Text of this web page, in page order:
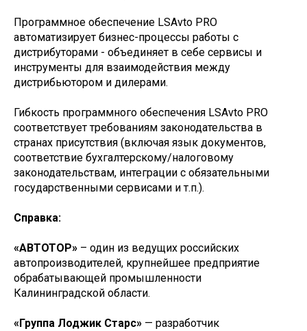
Программное обеспечение LSAvto PRO
автоматизирует бизнес-процессы работы с
дистрибуторами - объединяет в себе сервисы и
инструменты для взаимодействия между
дистрибьютором и дилерами.
Гибкость программного обеспечения LSAvto PRO
соответствует требованиям законодательства в
странах присутствия (включая язык документов,
соответствие бухгалтерскому/налоговому
законодательствам, интеграции с обязательными
государственными сервисами и т.п.).
Справка:
«АВТОТОР» – один из ведущих российских
автопроизводителей, крупнейшее предприятие
обрабатывающей промышленности
Калининградской области.
«Группа Лоджик Старс» — разработчик